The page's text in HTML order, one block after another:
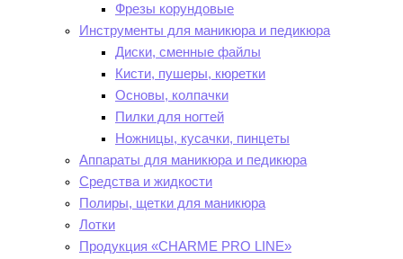
Фрезы корундовые
Инструменты для маникюра и педикюра
Диски, сменные файлы
Кисти, пушеры, кюретки
Основы, колпачки
Пилки для ногтей
Ножницы, кусачки, пинцеты
Аппараты для маникюра и педикюра
Средства и жидкости
Полиры, щетки для маникюра
Лотки
Продукция «CHARME PRO LINE»